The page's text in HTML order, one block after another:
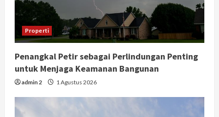
Properti
Penangkal Petir sebagai Perlindungan Penting
untuk Menjaga Keamanan Bangunan
admin 2 1 Agustus 2026